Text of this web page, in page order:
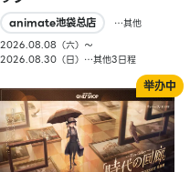
animate池袋总店
…其他
2026.08.08（六）〜
2026.08.30（日）…其他3日程